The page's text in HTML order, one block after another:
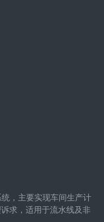
，主要实现车间生产计
求，适用于流水线及非